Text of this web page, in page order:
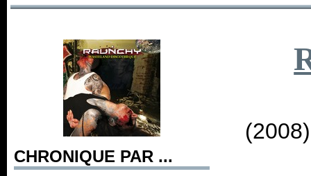
CHRONIQUE PAR ...